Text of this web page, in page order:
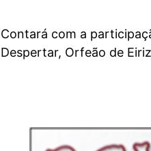
Contará com a
Despertar, Orfeão de